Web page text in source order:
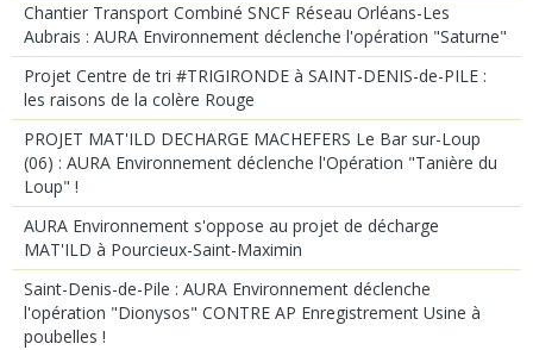
Chantier Transport Combiné SNCF Réseau Orléans-Les
Aubrais : AURA Environnement déclenche l'opération "Saturne"
Projet Centre de tri #TRIGIRONDE à SAINT-DENIS-de-PILE :
les raisons de la colère Rouge
PROJET MAT'ILD DECHARGE MACHEFERS Le Bar sur-Loup
(06) : AURA Environnement déclenche l'Opération "Tanière du
Loup" !
AURA Environnement s'oppose au projet de décharge
MAT'ILD à Pourcieux-Saint-Maximin
Saint-Denis-de-Pile : AURA Environnement déclenche
l'opération "Dionysos" CONTRE AP Enregistrement Usine à
poubelles !